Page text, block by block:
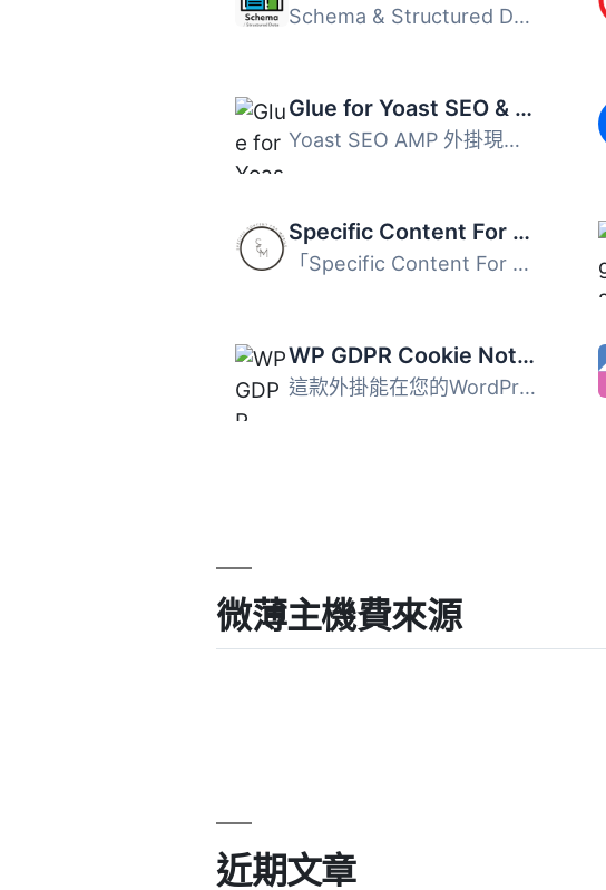
Schema & Structured Data for WP & AMP 外掛根據 Sc...
Glue for Yoast SEO & AMP
Yoast SEO AMP 外掛現在已不再需要。通過與 Google 的良好協...
Specific Content For Mobile – Customize the mobile version without redirections
「Specific Content For Mobile」外掛可以讓你針對手機版頁面...
WP GDPR Cookie Notice
這款外掛能在您的WordPress網站上加入簡單而高效的cookie同意...
微薄主機費來源
近期文章